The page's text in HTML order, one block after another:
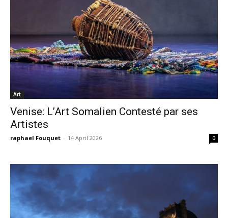
Art
Venise: L’Art Somalien Contesté par ses
Artistes
raphael Fouquet - 14 April 2026 0